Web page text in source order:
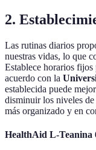
2.
Las rutinas diarios
nuestras vidas, lo que
Establece horarios
acuerdo con la
establecida puede
disminuir los niveles
más organizado y en
HealthAid L-Teanina